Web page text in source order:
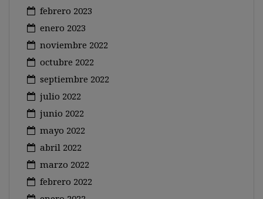
febrero 2023
enero 2023
noviembre 2022
octubre 2022
septiembre 2022
julio 2022
junio 2022
mayo 2022
abril 2022
marzo 2022
febrero 2022